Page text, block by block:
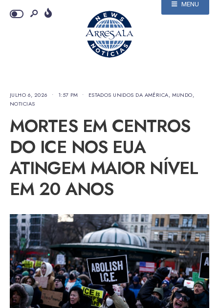
MENU
JULHO 6, 2026 • 1:57 PM • ESTADOS UNIDOS DA AMÉRICA, MUNDO,
NOTICIAS
MORTES EM CENTROS
DO ICE NOS EUA
ATINGEM MAIOR NÍVEL
EM 20 ANOS